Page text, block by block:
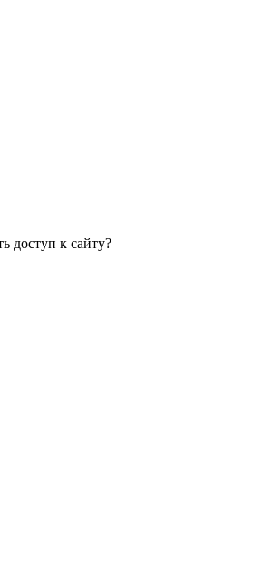
доступ к сайту?